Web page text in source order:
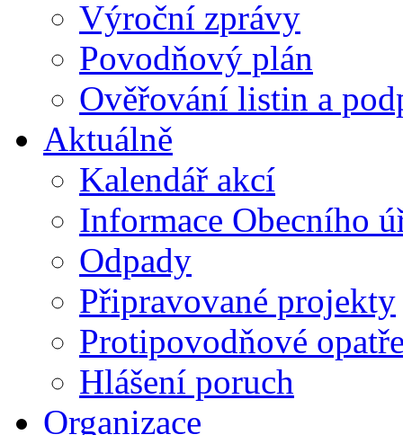
Výroční zprávy
Povodňový plán
Ověřování listin a
Aktuálně
Kalendář akcí
Informace Obecního
Odpady
Připravované projekty
Protipovodňové
Hlášení poruch
Organizace